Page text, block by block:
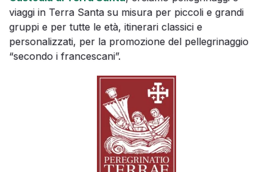
viaggi in Terra Santa su misura per piccoli e grandi
gruppi e per tutte le età, itinerari classici e
personalizzati, per la promozione del pellegrinaggio
“secondo i francescani”.